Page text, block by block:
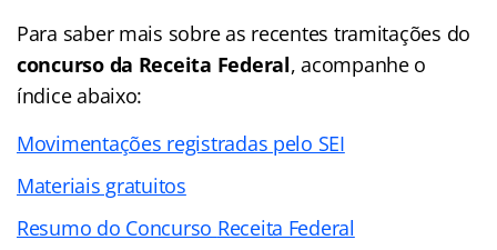
Para saber mais sobre as recentes tramitações do
concurso da Receita Federal, acompanhe o
índice abaixo:
Movimentações registradas pelo SEI
Materiais gratuitos
Resumo do Concurso Receita Federal